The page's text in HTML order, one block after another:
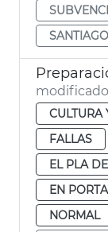
modificado
CULTURA
FALLAS
EL PLA
EN
NORMAL